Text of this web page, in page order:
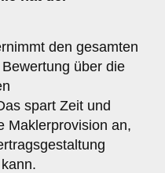
den gesamten
über die
spart Zeit und
Maklerprovision an,